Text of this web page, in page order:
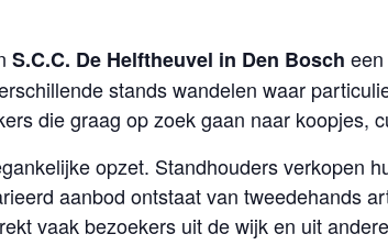
S.C.C. De Helftheuvel in Den Bosch een
stands wandelen waar
die graag op zoek gaan naar koopjes,
opzet. Standhouders verkopen
aanbod ontstaat van tweedehands
vaak bezoekers uit de wijk en uit